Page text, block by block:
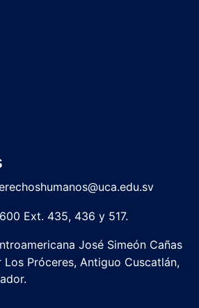
Ext. 435, 436 y 517.
José Simeón Cañas
Próceres, Antiguo Cuscatlán,
El Salvador.